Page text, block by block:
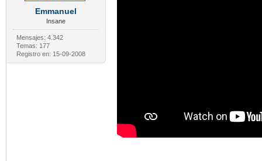
Emmanuel
Insane
Mensajes: 4.342
Temas: 177
Registro en: 15-09-2008